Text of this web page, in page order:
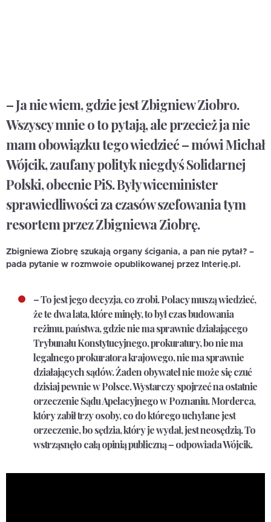
– Ja nie wiem, gdzie jest Zbigniew Ziobro.
Wszyscy mnie o to pytają, ale przecież ja nie
mam obowiązku tego wiedzieć – mówi Michał
Wójcik, zaufany polityk niegdyś Solidarnej
Polski, obecnie PiS. Były wiceminister
sprawiedliwości za czasów szefowania tym
resortem przez Zbigniewa Ziobrę.
Zbigniewa Ziobrę szukają organy ścigania, a pan nie pytał? –
pada pytanie w rozmwoie opublikowanej przez Interię.pl.
– To jest jego decyzja, co zrobi. Polacy muszą wiedzieć,
że te dwa lata, które minęły, to był czas budowania
reżimu, państwa, gdzie nie ma sprawnie działającego
Trybunału Konstytucyjnego, prokuratury, bo nie ma
legalnego prokuratora krajowego, nie ma sprawnie
działających sądów. Żaden obywatel nie może się czuć
dzisiaj pewnie w Polsce. Wystarczy spojrzeć na ostatnie
orzeczenie Sądu Apelacyjnego w Poznaniu. Morderca,
który zabił trzy osoby, co do którego uchylane jest
orzeczenie, bo sędzia, który je wydał, jest neosędzią. To
wstrząsnęło całą opinią publiczną – odpowiada Wójcik.